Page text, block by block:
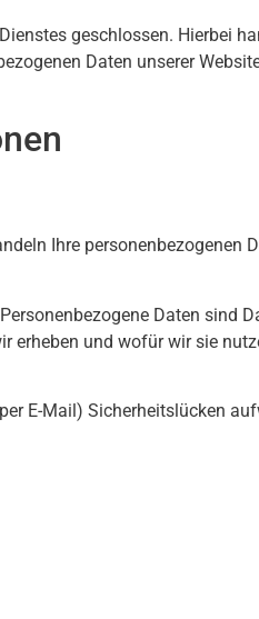
geschlossen. Hierbei
Daten unserer
Ihre personenbezogenen
Daten sind
erheben und wofür wir sie
E-Mail) Sicherheitslücken